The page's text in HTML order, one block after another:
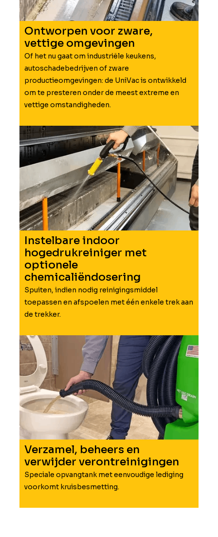
Ontworpen voor zware,
vettige omgevingen
Of het nu gaat om industriële keukens,
autoschadebedrijven of zware
productieomgevingen: de UniVac is ontwikkeld
om te presteren onder de meest extreme en
vettige omstandigheden.
Instelbare indoor
hogedrukreiniger met
optionele
chemicaliëndosering
Spuiten, indien nodig reinigingsmiddel
toepassen en afspoelen met één enkele trek aan
de trekker.
Verzamel, beheers en
verwijder verontreinigingen
Speciale opvangtank met eenvoudige lediging
voorkomt kruisbesmetting.